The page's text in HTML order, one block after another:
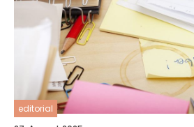
editorial